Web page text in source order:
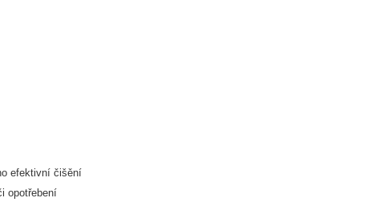
efektivní čišění
opotřebení